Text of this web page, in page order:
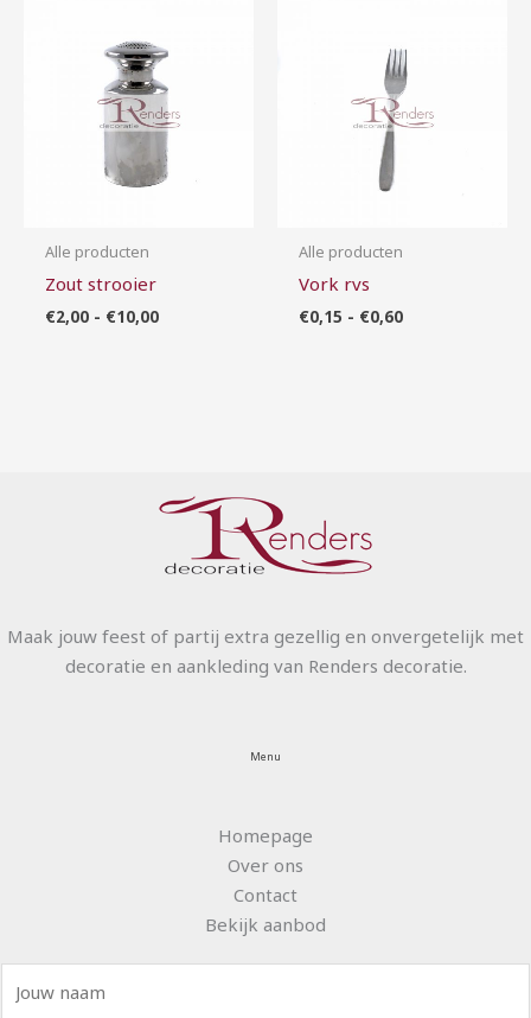
Alle producten
Zout strooier
€2,00 - €10,00
tot
€10,00
Alle producten
Vork rvs
€0,15 - €0,60
tot
€0,60
Maak jouw feest of partij extra gezellig en onvergetelijk met
decoratie en aankleding van Renders decoratie.
Menu
Homepage
Over ons
Contact
Bekijk aanbod